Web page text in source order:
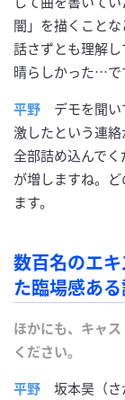
闇」を描くこと
話さずとも理解
晴らしかった…で
平野 デモを聞い
激したという連
全部詰め込んで
が増しますね。
ます。
数百名のエ
た臨場感あ
ほかにも、キャ
ください。
平野 坂本昊（さ